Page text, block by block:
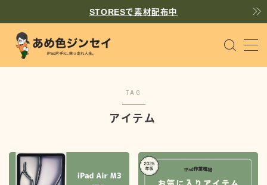
STORESで素材配布中
MENU
Pages
散文 prose
TAG
アイテム